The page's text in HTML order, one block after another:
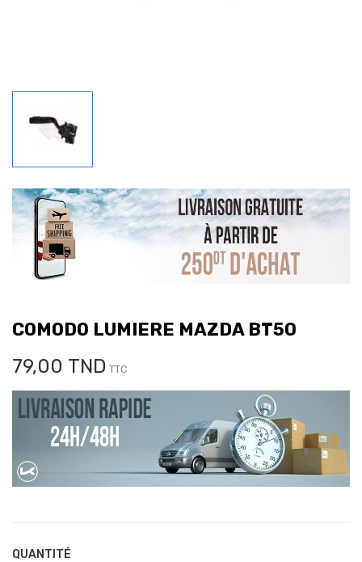
COMODO LUMIERE MAZDA BT50
79,00 TND TTC
QUANTITÉ